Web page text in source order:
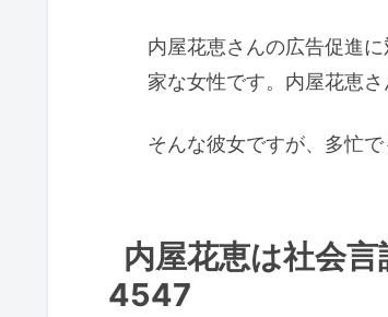
内屋花恵さんの広告促進
家な女性です。内屋花恵
そんな彼女ですが、多忙
内屋花恵は社会
4547